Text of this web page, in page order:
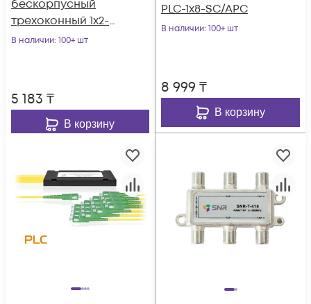
бескорпусный
трехоконный 1х2-
30/70 SC/APC
В наличии: 100+ шт
5 183 ₸
В корзину
PLC-1x8-SC/APC
В наличии: 100+ шт
8 999 ₸
В корзину